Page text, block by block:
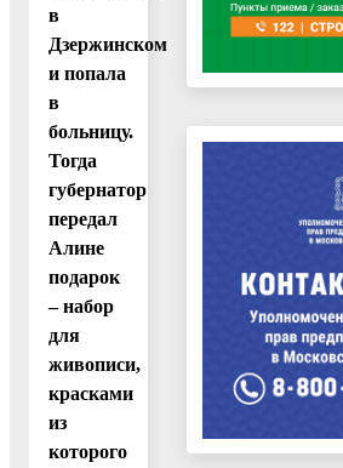
в
Дзержинском
и попала
в
больницу.
Тогда
губернатор
передал
Алине
подарок
– набор
для
живописи,
красками
из
которого